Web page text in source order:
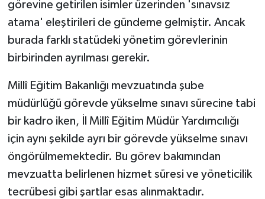
görevine getirilen isimler üzerinden 'sınavsız
atama' eleştirileri de gündeme gelmiştir. Ancak
burada farklı statüdeki yönetim görevlerinin
birbirinden ayrılması gerekir.
Millî Eğitim Bakanlığı mevzuatında şube
müdürlüğü görevde yükselme sınavı sürecine tabi
bir kadro iken, İl Millî Eğitim Müdür Yardımcılığı
için aynı şekilde ayrı bir görevde yükselme sınavı
öngörülmemektedir. Bu görev bakımından
mevzuatta belirlenen hizmet süresi ve yöneticilik
tecrübesi gibi şartlar esas alınmaktadır.